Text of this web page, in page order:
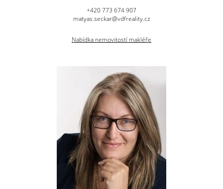
+420 773 674 907
matyas.seckar@vdfreality.cz
Nabídka nemovitostí makléře